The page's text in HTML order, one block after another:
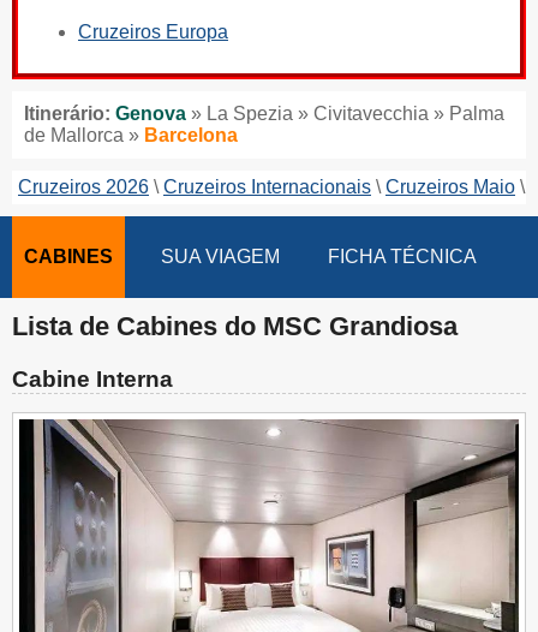
Cruzeiros Europa
Itinerário: Genova » La Spezia » Civitavecchia » Palma
de Mallorca » Barcelona
Cruzeiros 2026 Cruzeiros Internacionais Cruzeiros Maio
CABINES SUA VIAGEM FICHA TÉCNICA
Lista de Cabines do MSC Grandiosa
Cabine Interna